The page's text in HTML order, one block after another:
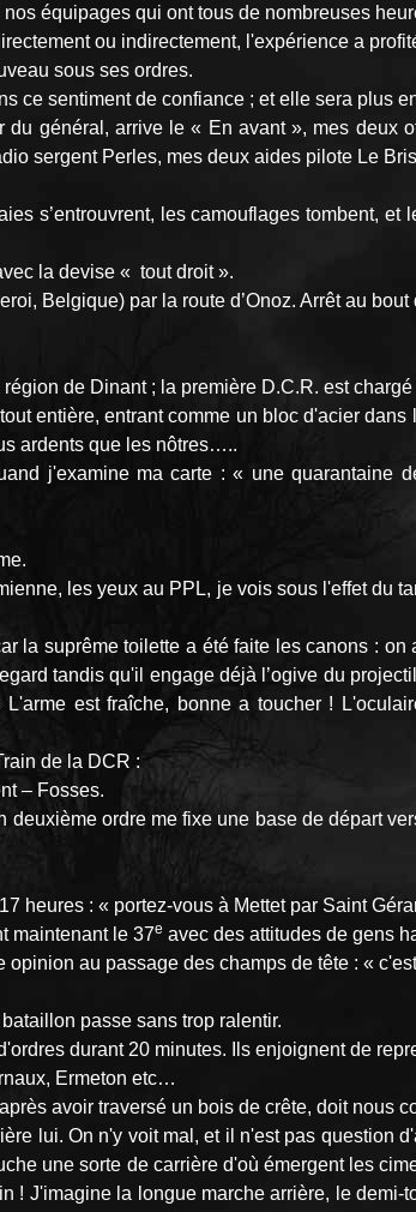
équipages qui ont tous de nombreuses
ou indirectement, l'expérience a
sous ses ordres.
ce sentiment de confiance ; et elle sera plus
général, arrive le « En avant », mes deux
sergent Perles, mes deux aides pilote Le
s’entrouvrent, les camouflages tombent,
la devise « tout droit ».
Belgique) par la route d’Onoz. Arrêt au
de Dinant ; la première D.C.R. est
entière, entrant comme un bloc d'acier
ardents que les nôtres…..
j'examine ma carte : « une quarantaine
les yeux au PPL, je vois sous l'effet du
la suprême toilette a été faite les canons :
tandis qu'il engage déjà l’ogive du
est fraîche, bonne a toucher !
de la DCR :
– Fosses.
ordre me fixe une base de départ
heures : « portez-vous à Mettet par Saint
maintenant le 37e avec des attitudes de gens
au passage des champs de tête : «
passe sans trop ralentir.
durant 20 minutes. Ils enjoignent de
Ermeton etc…
avoir traversé un bois de crête, doit nous
lui. On n'y voit mal, et il n'est pas question
une sorte de carrière d'où émergent les
! J'imagine la longue marche arrière, le